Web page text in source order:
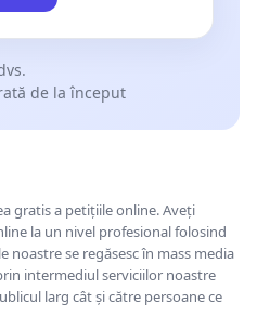
de la început
gratis a petițiile online. Aveți
la un nivel profesional folosind
noastre se regăsesc în mass media
intermediul serviciilor noastre
larg cât și către persoane ce